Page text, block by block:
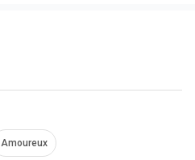
Amoureux